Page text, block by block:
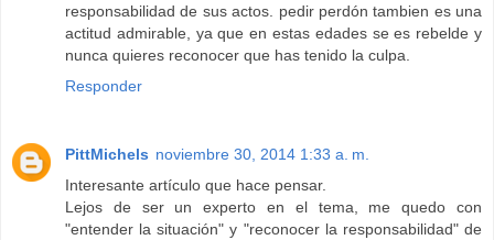
responsabilidad de sus actos. pedir perdón tambien es una
actitud admirable, ya que en estas edades se es rebelde y
nunca quieres reconocer que has tenido la culpa.
Responder
PittMichels noviembre 30, 2014 1:33 a. m.
Interesante artículo que hace pensar.
Lejos de ser un experto en el tema, me quedo con
"entender la situación" y "reconocer la responsabilidad" de